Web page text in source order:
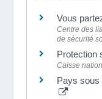
Vous
Centre des
de sécurité
Protection
Caisse
Pays sous